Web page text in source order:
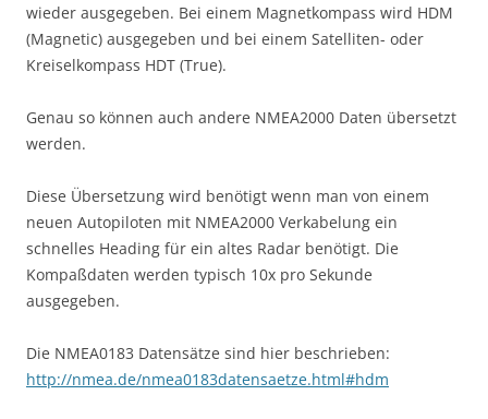
wieder ausgegeben. Bei einem Magnetkompass wird HDM
(Magnetic) ausgegeben und bei einem Satelliten- oder
Kreiselkompass HDT (True).
Genau so können auch andere NMEA2000 Daten übersetzt
werden.
Diese Übersetzung wird benötigt wenn man von einem
neuen Autopiloten mit NMEA2000 Verkabelung ein
schnelles Heading für ein altes Radar benötigt. Die
Kompaßdaten werden typisch 10x pro Sekunde
ausgegeben.
Die NMEA0183 Datensätze sind hier beschrieben:
http://nmea.de/nmea0183datensaetze.html#hdm